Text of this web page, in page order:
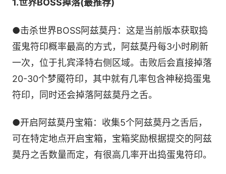
1.世界BOSS掉落(最推荐)
●击杀世界BOSS阿兹莫丹：这是当前版本获取捣
蛋鬼符印概率最高的方式，阿兹莫丹每3小时刷新
一次，位于扎宾泽特右侧区域。击败后会直接掉落
20-30个梦魇符印，其中就有几率包含神秘捣蛋鬼
符印，同时还会掉落阿兹莫丹之舌。
●开启阿兹莫丹宝箱：收集5个阿兹莫丹之舌后，
可在特定地点开启宝箱，宝箱奖励根据提交的阿兹
莫丹之舌数量而定，有很高几率开出捣蛋鬼符印。